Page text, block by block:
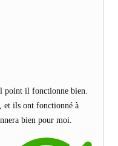
point il fonctionne bien.
et ils ont fonctionné à
bien pour moi.